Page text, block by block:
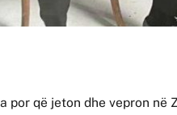
por që jeton dhe vepron në